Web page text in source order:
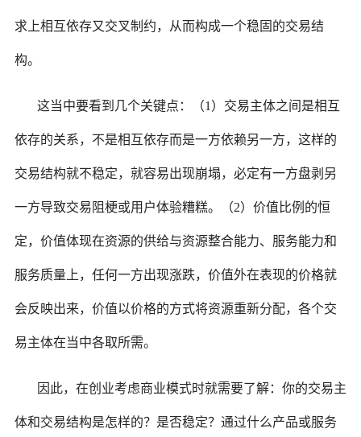
求上相互依存又交叉制约，从而构成一个稳固的交易结
构。
这当中要看到几个关键点：（1）交易主体之间是相互
依存的关系，不是相互依存而是一方依赖另一方，这样的
交易结构就不稳定，就容易出现崩塌，必定有一方盘剥另
一方导致交易阻梗或用户体验糟糕。（2）价值比例的恒
定，价值体现在资源的供给与资源整合能力、服务能力和
服务质量上，任何一方出现涨跌，价值外在表现的价格就
会反映出来，价值以价格的方式将资源重新分配，各个交
易主体在当中各取所需。
因此，在创业考虑商业模式时就需要了解：你的交易主
体和交易结构是怎样的？是否稳定？通过什么产品或服务